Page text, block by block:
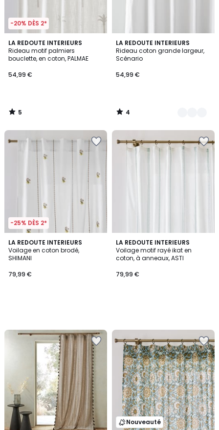
-20% DÈS 2*
LA REDOUTE INTERIEURS
Rideau motif palmiers
bouclette, en coton, PALMAE
54,99 €
5
/
5
5
/
LA REDOUTE INTERIEURS
Rideau coton grande largeur,
Scénario
54,99 €
4
/
5
4
Couleurs
4
/
-25% DÈS 2*
LA REDOUTE INTERIEURS
Voilage en coton brodé,
SHIMANI
79,99 €
LA REDOUTE INTERIEURS
Voilage motif rayé ikat en
coton, à anneaux, ASTI
79,99 €
Nouveauté